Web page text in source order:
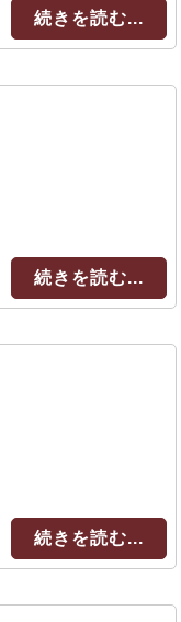
続きを読む...
続きを読む...
続きを読む...